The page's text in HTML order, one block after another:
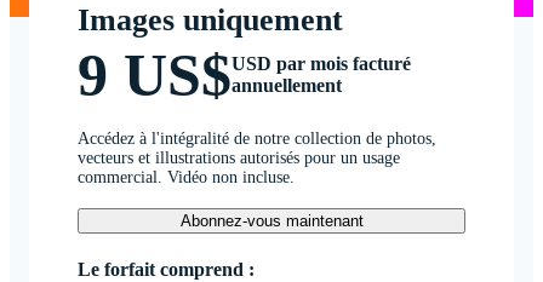
Images uniquement
9 US$USD par mois facturé
annuellement
Accédez à l'intégralité de notre collection de photos,
vecteurs et illustrations autorisés pour un usage
commercial. Vidéo non incluse.
Abonnez-vous maintenant
Le forfait comprend :